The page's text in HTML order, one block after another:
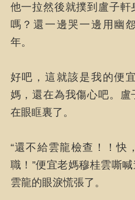
他一拉然後就撲到盧子
嗎？還一邊哭一邊用幽
年。
好吧，這就該是我的便
媽，還在為我傷心吧。
在眼眶裏了。
“還不給雲龍檢查！！快
職！”便宜老媽穆桂雲嘶
雲龍的眼淚慌張了。